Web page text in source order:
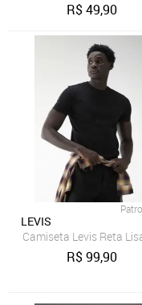
R$49,90
LEVIS
Camiseta Levis Reta
R$99,90